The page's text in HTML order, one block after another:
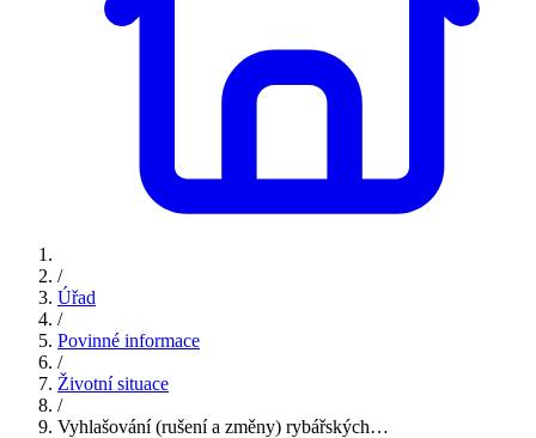
/
Úřad
/
Povinné informace
/
Životní situace
/
Vyhlašování (rušení a změny) rybářských…